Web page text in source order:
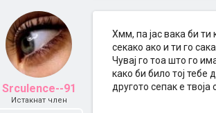
Srculence--91
Истакнат член
Хмм, па јас вака би
секако ако и ти го
Чувај го тоа што го
како би било тој
другото сепак е твоја